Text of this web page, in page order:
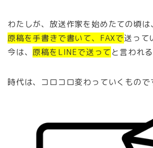
わたしが、放送作家を始めたての頃は、
原稿を手書きで書いて、FAXで送って
今は、 原稿をLINEで送ってと言われ
時代は、コロコロ変わっていくもので